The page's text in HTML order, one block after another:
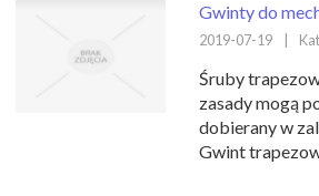
Gwinty do
2019-07-19
Śruby
zasady mogą
dobierany w
Gwint